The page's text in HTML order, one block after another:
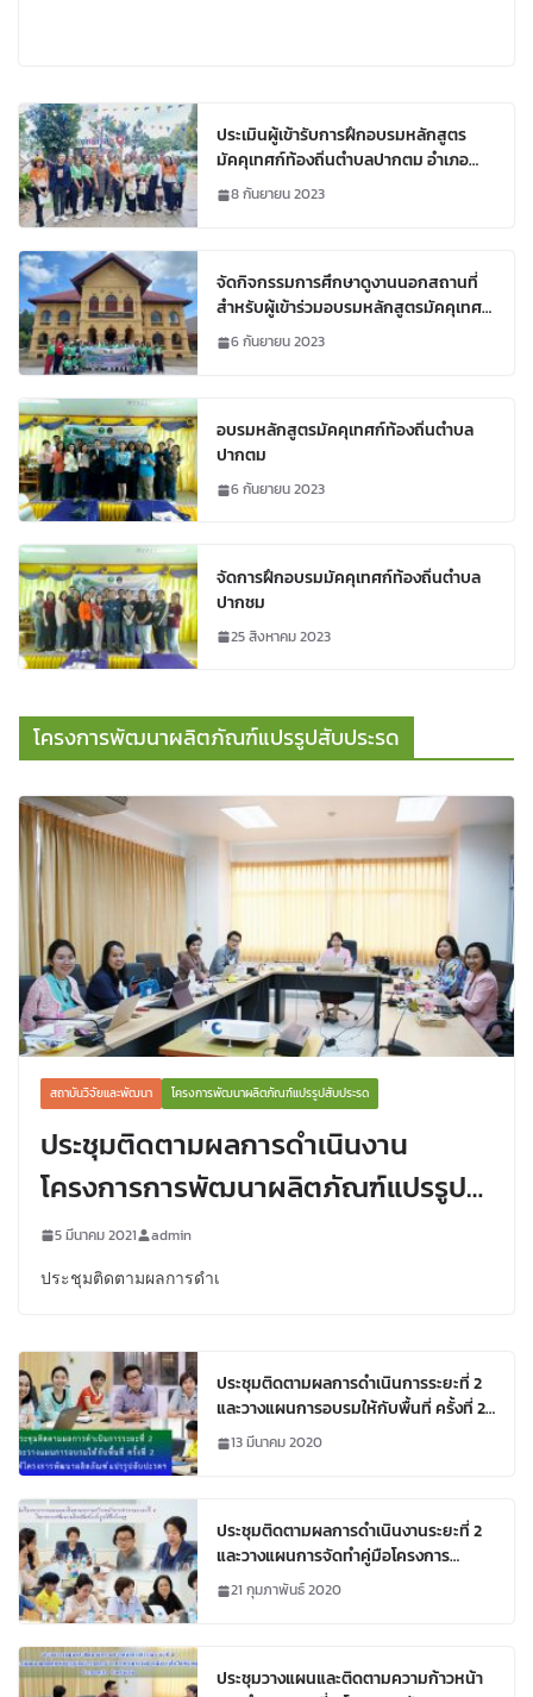
ประเมินผู้เข้ารับการฝึกอบรมหลักสูตร
มัคคุเทศก์ท้องถิ่นตำบลปากตม อำเภอ
เชียงคาน จังหวัดเลย
8 กันยายน 2023
จัดกิจกรรมการศึกษาดูงานนอกสถานที่
สำหรับผู้เข้าร่วมอบรมหลักสูตรมัคคุเทศก์
ท้องถิ่นตำบลปากตมเพื่อให้ผู้เข้าอบรมได้
6 กันยายน 2023
อบรมหลักสูตรมัคคุเทศก์ท้องถิ่นตำบล
ปากตม
6 กันยายน 2023
จัดการฝึกอบรมมัคคุเทศก์ท้องถิ่นตำบล
ปากชม
25 สิงหาคม 2023
โครงการพัฒนาผลิตภัณฑ์แปรรูปสับประรด
สถาบันวิจัยและพัฒนา โครงการพัฒนาผลิตภัณฑ์แปรรูปสับประรด
ประชุมติดตามผลการดำเนินงาน
โครงการการพัฒนาผลิตภัณฑ์แปรรูป
สับปะรดและช่องทางการตลาดเพื่อเพิ่ม
รายได้ให้กับเกษตรกร อำเภอภูเรือ
conference กับทีมหัวหน้าแต่ละหมู่บ้าน
ถึงความก้าวหน้าของโครงการดังกล่าว
ฯ
5 มีนาคม 2021 admin
ประชุมติดตามผลการดำเ
ประชุมติดตามผลการดำเนินการระยะที่ 2
และวางแผนการอบรมให้กับพื้นที่ ครั้งที่ 2
ภายใต้โครงการพัฒนาผลิตภัณฑ์แปรรูป
13 มีนาคม 2020
ประชุมติดตามผลการดำเนินงานระยะที่ 2
และวางแผนการจัดทำคู่มือโครงการ
พัฒนาผลิตภัณฑ์แปรรูปสับปะรดฯ
21 กุมภาพันธ์ 2020
ประชุมวางแผนและติดตามความก้าวหน้า